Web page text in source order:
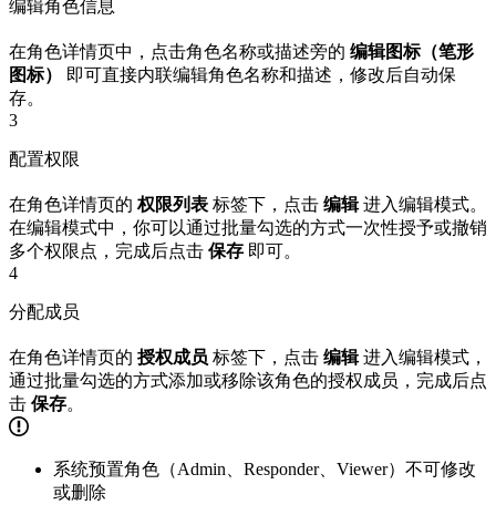
编辑角色信息
在角色详情页中，点击角色名称或描述旁的 编辑图标（笔形
图标）
即可直接内联编辑角色名称和描述，修改后自动保
存。
3
配置权限
在角色详情页的权限列表 标签下，点击 编辑进入编辑模式。
在编辑模式中，你可以通过批量勾选的方式一次性授予或撤销
多个权限点，完成后点击 保存 即可。
4
分配成员
在角色详情页的 授权成员 标签下，点击 编辑进入编辑模式，
通过批量勾选的方式添加或移除该角色的授权成员，完成后点
击 保存。
系统预置角色（Admin、Responder、Viewer）不可修改
或删除